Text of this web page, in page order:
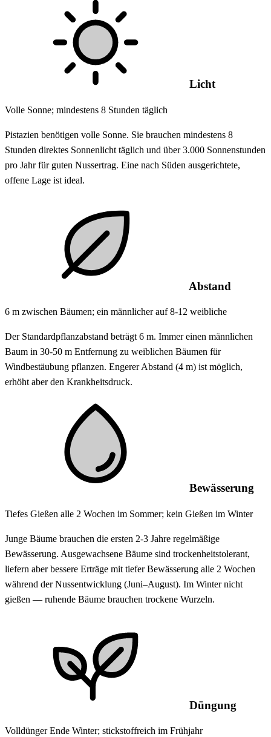
Licht
Volle Sonne; mindestens 8 Stunden täglich
Pistazien benötigen volle Sonne. Sie brauchen mindestens 8
Stunden direktes Sonnenlicht täglich und über 3.000 Sonnenstunden
pro Jahr für guten Nussertrag. Eine nach Süden ausgerichtete,
offene Lage ist ideal.
Abstand
6 m zwischen Bäumen; ein männlicher auf 8-12 weibliche
Der Standardpflanzabstand beträgt 6 m. Immer einen männlichen
Baum in 30-50 m Entfernung zu weiblichen Bäumen für
Windbestäubung pflanzen. Engerer Abstand (4 m) ist möglich,
erhöht aber den Krankheitsdruck.
Bewässerung
Tiefes Gießen alle 2 Wochen im Sommer; kein Gießen im Winter
Junge Bäume brauchen die ersten 2-3 Jahre regelmäßige
Bewässerung. Ausgewachsene Bäume sind trockenheitstolerant,
liefern aber bessere Erträge mit tiefer Bewässerung alle 2 Wochen
während der Nussentwicklung (Juni–August). Im Winter nicht
gießen — ruhende Bäume brauchen trockene Wurzeln.
Düngung
Volldünger Ende Winter; stickstoffreich im Frühjahr